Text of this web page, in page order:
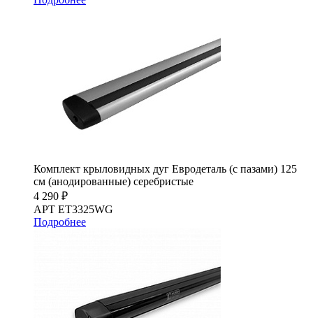
Комплект крыловидных дуг Евродеталь (с пазами) 125
см (анодированные) серебристые
4 290 ₽
АРТ ET3325WG
Подробнее